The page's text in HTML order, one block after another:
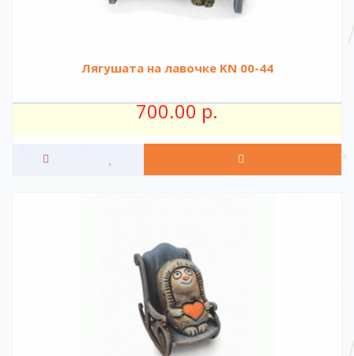
Лягушата на лавочке KN 00-44
700.00 р.